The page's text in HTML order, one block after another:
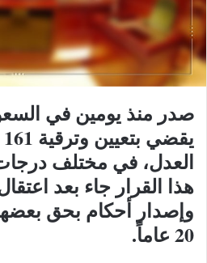
صدر منذ يومين في
العدل، في مختلف
هذا القرار جاء بعد
وإصدار أحكام بحق
20 عاماً.